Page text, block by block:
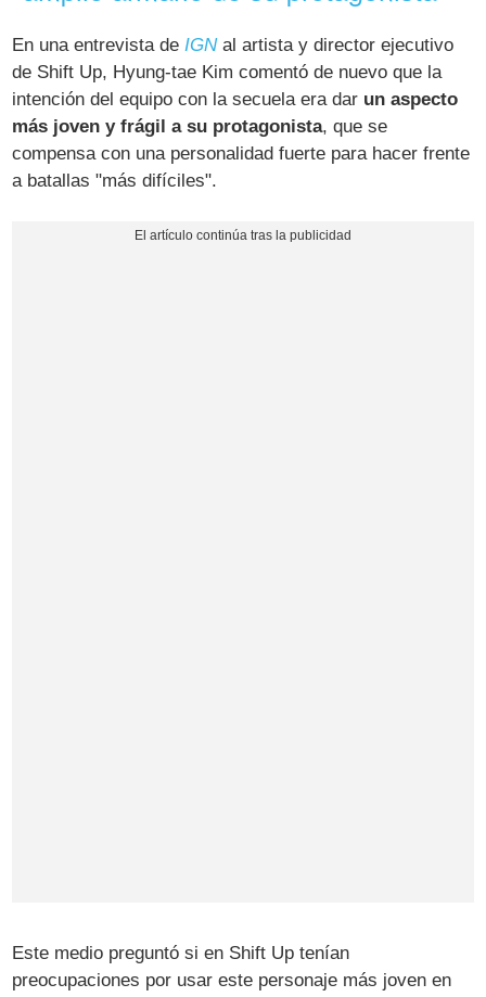
En una entrevista deIGNal artista y director ejecutivo
de Shift Up, Hyung-tae Kim comentó de nuevo que la
intención del equipo con la secuela era dar un aspecto
más joven y frágil a su protagonista, que se
compensa con una personalidad fuerte para hacer frente
a batallas "más difíciles".
Este medio preguntó si en Shift Up tenían
preocupaciones por usar este personaje más joven en